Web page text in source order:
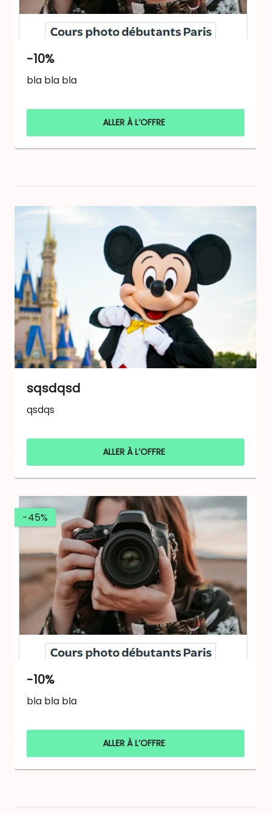
-10%
bla bla bla
ALLER À L’OFFRE
sqsdqsd
qsdqs
ALLER À L’OFFRE
-45%
-10%
bla bla bla
ALLER À L’OFFRE